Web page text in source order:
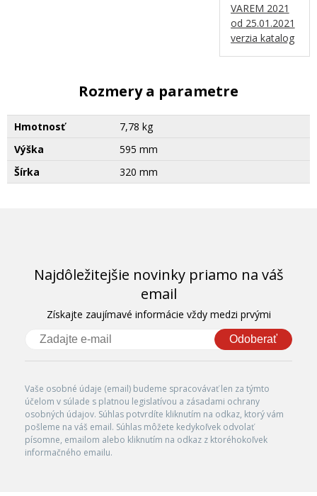
VAREM 2021
od 25.01.2021
verzia katalog
Rozmery a parametre
Hmotnosť
7,78 kg
Výška
595 mm
Šírka
320 mm
Najdôležitejšie novinky priamo na váš
email
Získajte zaujímavé informácie vždy medzi prvými
Odoberať
Vaše osobné údaje (email) budeme spracovávať len za týmto
účelom v súlade s platnou legislatívou a zásadami ochrany
osobných údajov. Súhlas potvrdíte kliknutím na odkaz, ktorý vám
pošleme na váš email. Súhlas môžete kedykoľvek odvolať
písomne, emailom alebo kliknutím na odkaz z ktoréhokoľvek
informačného emailu.